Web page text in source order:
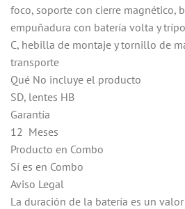
foco, soporte con cierre magnético,
empuñadura con batería volta y
C, hebilla de montaje y tornillo de
transporte
Qué No incluye el producto
SD, lentes HB
Garantía
12 Meses
Producto en Combo
Sí es en Combo
Aviso Legal
La duración de la batería es un